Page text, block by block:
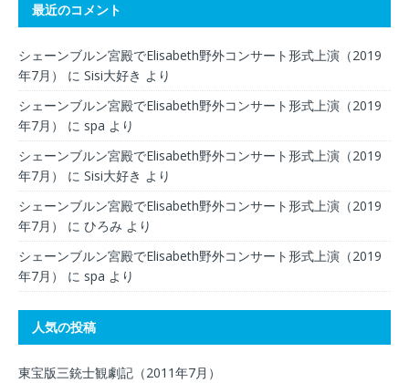
最近のコメント
シェーンブルン宮殿でElisabeth野外コンサート形式上演（2019
年7月）
に Sisi大好き より
シェーンブルン宮殿でElisabeth野外コンサート形式上演（2019
年7月）
に spa より
シェーンブルン宮殿でElisabeth野外コンサート形式上演（2019
年7月）
に Sisi大好き より
シェーンブルン宮殿でElisabeth野外コンサート形式上演（2019
年7月）
に ひろみ より
シェーンブルン宮殿でElisabeth野外コンサート形式上演（2019
年7月）
に spa より
人気の投稿
東宝版三銃士観劇記（2011年7月）